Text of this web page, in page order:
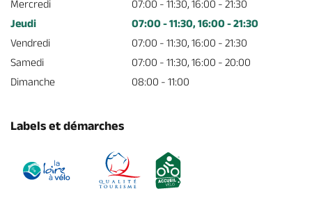
Mercredi
07:00 - 11:30, 16:00 - 21:30
Jeudi
07:00 - 11:30, 16:00 - 21:30
Vendredi
07:00 - 11:30, 16:00 - 21:30
Samedi
07:00 - 11:30, 16:00 - 20:00
Dimanche
08:00 - 11:00
Labels et démarches